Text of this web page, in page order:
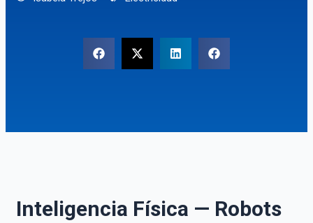
Inteligencia Física — Robots